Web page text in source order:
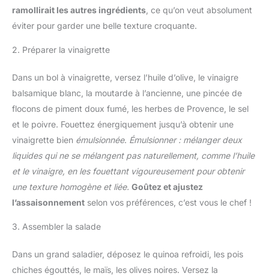
ramollirait les autres ingrédients , ce qu’on veut absolument
éviter pour garder une belle texture croquante.
2. Préparer la vinaigrette
Dans un bol à vinaigrette, versez l’huile d’olive, le vinaigre
balsamique blanc, la moutarde à l’ancienne, une pincée de
flocons de piment doux fumé, les herbes de Provence, le sel
et le poivre. Fouettez énergiquement jusqu’à obtenir une
vinaigrette bien émulsionnée. Émulsionner : mélanger deux
liquides qui ne se mélangent pas naturellement, comme l’huile
et le vinaigre, en les fouettant vigoureusement pour obtenir
une texture homogène et liée. Goûtez et ajustez
l’assaisonnement selon vos préférences, c’est vous le chef !
3. Assembler la salade
Dans un grand saladier, déposez le quinoa refroidi, les pois
chiches égouttés, le maïs, les olives noires. Versez la